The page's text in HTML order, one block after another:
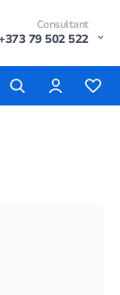
Consultant
79 502 522